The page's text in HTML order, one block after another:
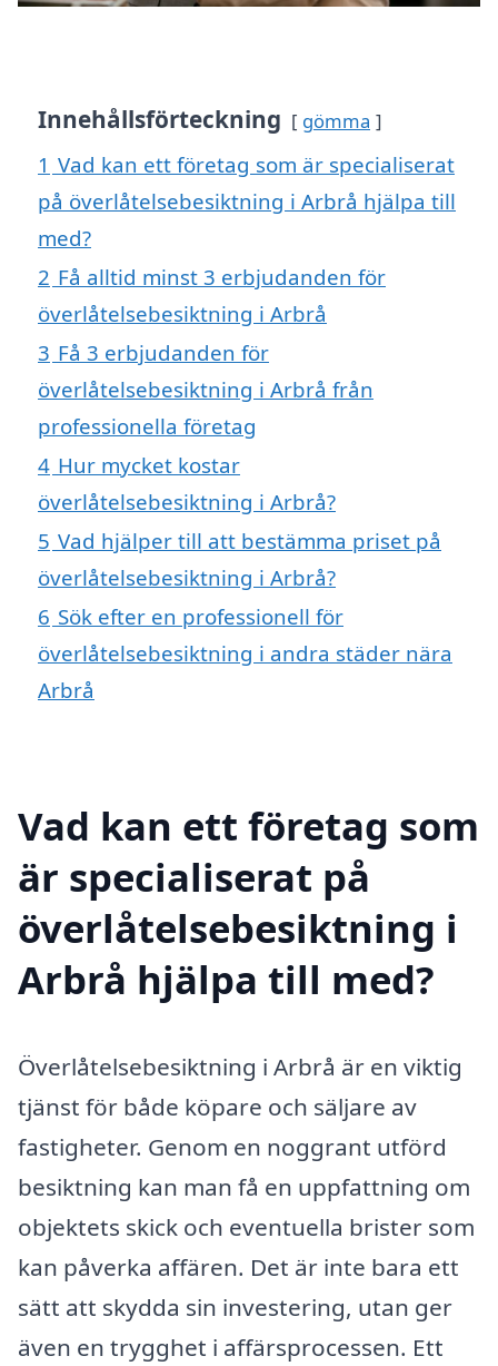
Innehållsförteckning gömma
1 Vad kan ett företag som är specialiserat
på överlåtelsebesiktning i Arbrå hjälpa till
med?
2 Få alltid minst 3 erbjudanden för
överlåtelsebesiktning i Arbrå
3 Få 3 erbjudanden för
överlåtelsebesiktning i Arbrå från
professionella företag
4 Hur mycket kostar
överlåtelsebesiktning i Arbrå?
5 Vad hjälper till att bestämma priset på
överlåtelsebesiktning i Arbrå?
6 Sök efter en professionell för
överlåtelsebesiktning i andra städer nära
Arbrå
Vad kan ett företag som
är specialiserat på
överlåtelsebesiktning i
Arbrå hjälpa till med?
Överlåtelsebesiktning i Arbrå är en viktig
tjänst för både köpare och säljare av
fastigheter. Genom en noggrant utförd
besiktning kan man få en uppfattning om
objektets skick och eventuella brister som
kan påverka affären. Det är inte bara ett
sätt att skydda sin investering, utan ger
även en trygghet i affärsprocessen. Ett